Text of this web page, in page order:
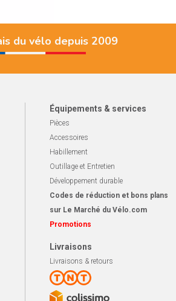
du vélo depuis 2009
Équipements & services
Pièces
Accessoires
Habillement
Outillage et Entretien
Développement durable
Codes de réduction et bons plans
sur Le Marché du Vélo.com
Promotions
Livraisons
Livraisons & retours